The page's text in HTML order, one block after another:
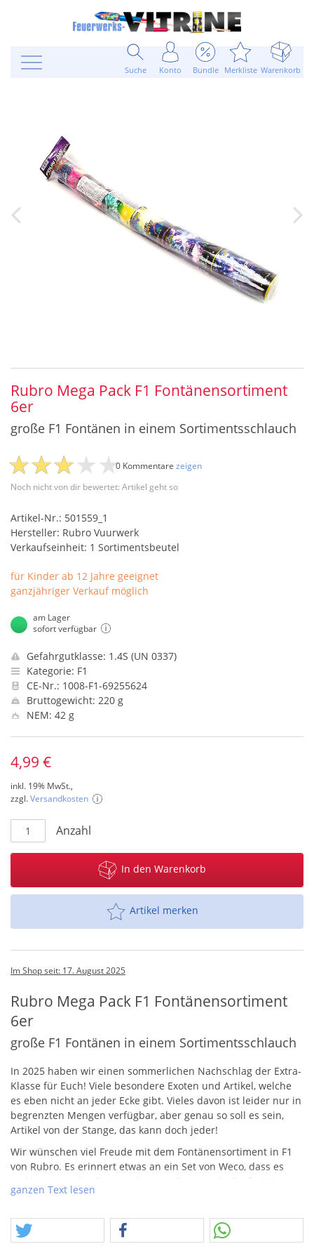
Suche Konto Bundle Merkliste Warenkorb
Rubro Mega Pack F1 Fontänensortiment
6er
große F1 Fontänen in einem Sortimentsschlauch
Noch nicht von dir bewertet: Artikel geht so
0 Kommentare zeigen
Artikel-Nr.: 501559_1
Hersteller: Rubro Vuurwerk
Verkaufseinheit: 1 Sortimentsbeutel
für Kinder ab 12 Jahre geeignet
ganzjähriger Verkauf möglich
am Lager
sofort verfügbar
Gefahrgutklasse: 1.4S (UN 0337)
Kategorie: F1
CE-Nr.: 1008-F1-69255624
Bruttogewicht: 220 g
NEM: 42 g
4,99 €
inkl. 19% MwSt.,
zzgl.Versandkosten
Anzahl
In den Warenkorb
Artikel merken
Im Shop seit: 17. August 2025
Rubro Mega Pack F1 Fontänensortiment
6er
große F1 Fontänen in einem Sortimentsschlauch
In 2025 haben wir einen sommerlichen Nachschlag der Extra-
Klasse für Euch! Viele besondere Exoten und Artikel, welche
es eben nicht an jeder Ecke gibt. Vieles davon ist leider nur in
begrenzten Mengen verfügbar, aber genau so soll es sein,
Artikel von der Stange, das kann doch jeder!
Wir wünschen viel Freude mit dem Fontänensortiment in F1
von Rubro. Es erinnert etwas an ein Set von Weco, dass es
mal in einem der Coronajahren im Penny gab. Große
Fontänen mit nahezu maximaler
ganzen Text lesen